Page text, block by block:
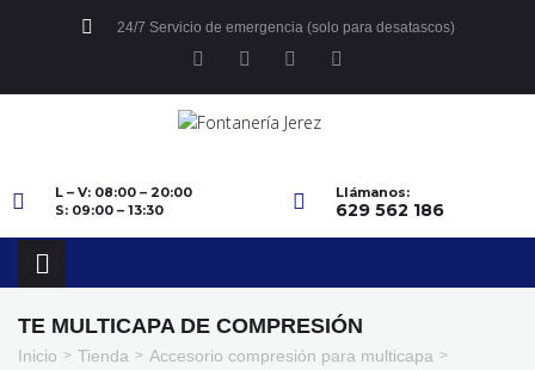
24/7 Servicio de emergencia (solo para desatascos)
L – V: 08:00 – 20:00
S: 09:00 – 13:30
Llámanos:
629 562 186
TE MULTICAPA DE COMPRESIÓN
Inicio > Tienda > Accesorio compresión para multicapa >